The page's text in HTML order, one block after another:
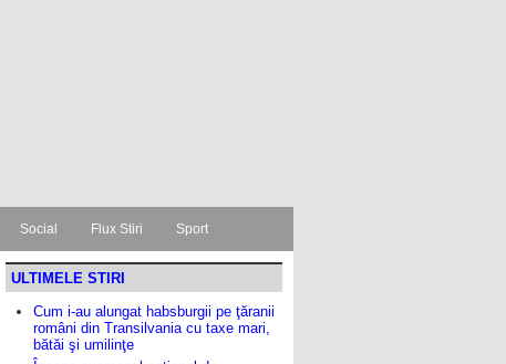
Social Flux Stiri Sport
ULTIMELE STIRI
Cum i-au alungat habsburgii pe ţăranii
români din Transilvania cu taxe mari,
bătăi şi umilinţe